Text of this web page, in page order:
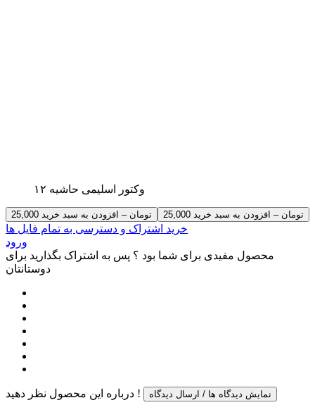
وکتور اسلیمی حاشیه ۱۲
25,000 تومان – افزودن به سبد خرید
خرید اشتراک و دسترسی به تمام فایل ها
ورود
محصول مفیدی برای شما بود ؟ پس به اشتراک بگذارید برای
دوستانتان
درباره این محصول نظر دهید ! نمایش دیدگاه ها / ارسال دیدگاه